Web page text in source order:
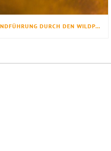
ABENDFÜHRUNG DURCH DEN WILDPARK